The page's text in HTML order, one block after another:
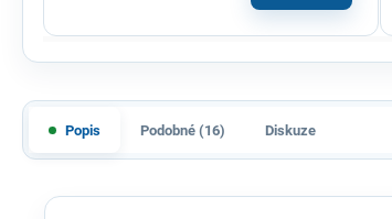
Popis Podobné (16) Diskuze